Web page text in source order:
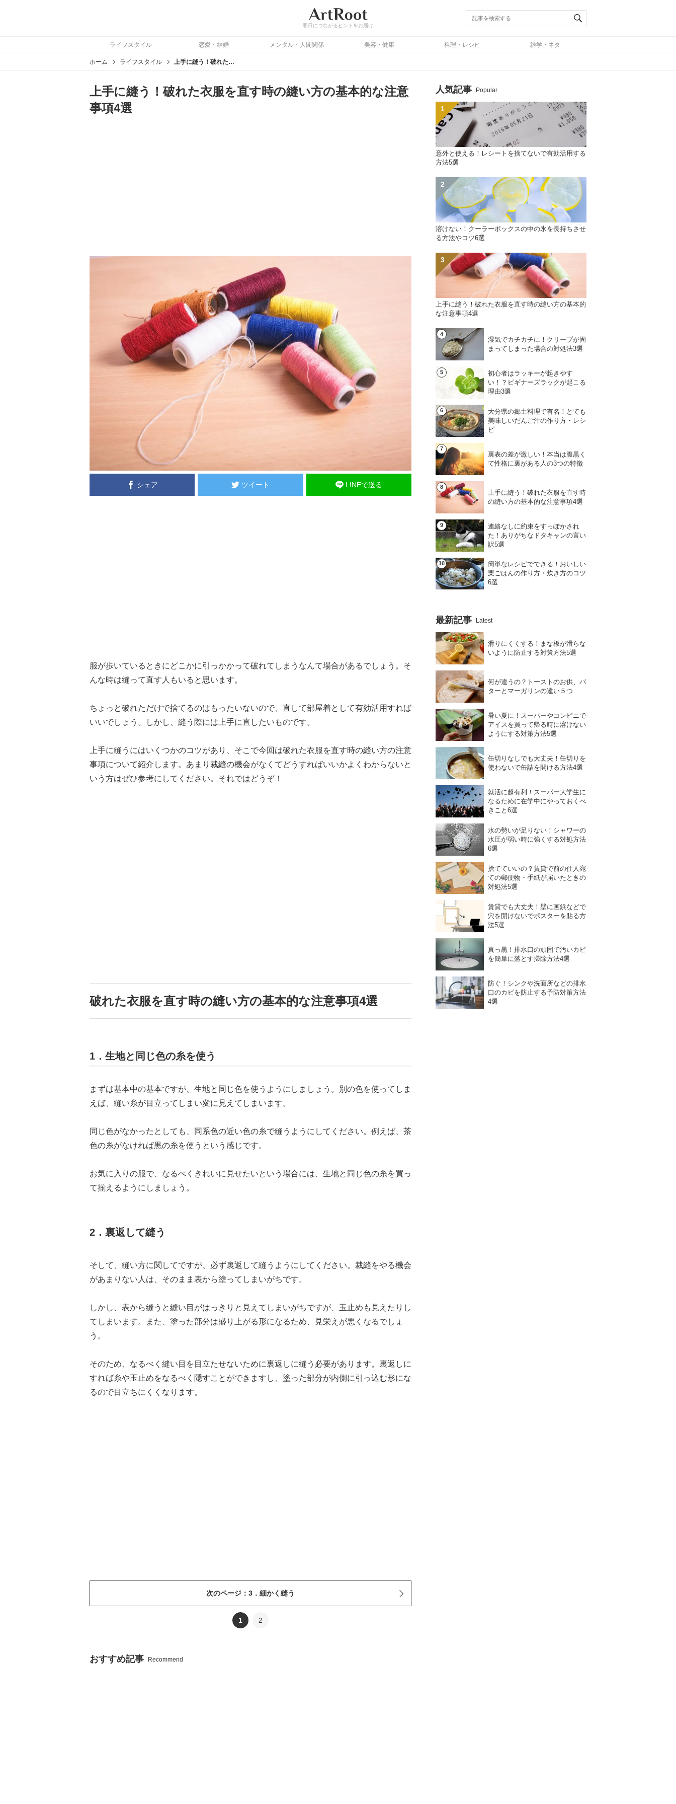
明日につながるヒントをお届け
ライフスタイル 恋愛・結婚 メンタル・人間関係 美容・健康 料理・レシピ 雑学・ネタ
ホーム ライフスタイル 上手に縫う！破れた衣服を直す時の縫い方の基本的な注意事項4選
上手に縫う！破れた衣服を直す時の縫い方の基本的な注意
事項4選
シェア ツイート LINEで送る
服が歩いているときにどこかに引っかかって破れてしまうなんて場合があるでしょう。そ
んな時は縫って直す人もいると思います。
ちょっと破れただけで捨てるのはもったいないので、直して部屋着として有効活用すれば
いいでしょう。しかし、縫う際には上手に直したいものです。
上手に縫うにはいくつかのコツがあり、そこで今回は破れた衣服を直す時の縫い方の注意
事項について紹介します。あまり裁縫の機会がなくてどうすればいいかよくわからないと
いう方はぜひ参考にしてください。それではどうぞ！
破れた衣服を直す時の縫い方の基本的な注意事項4選
1．生地と同じ色の糸を使う
まずは基本中の基本ですが、生地と同じ色を使うようにしましょう。別の色を使ってしま
えば、縫い糸が目立ってしまい変に見えてしまいます。
同じ色がなかったとしても、同系色の近い色の糸で縫うようにしてください。例えば、茶
色の糸がなければ黒の糸を使うという感じです。
お気に入りの服で、なるべくきれいに見せたいという場合には、生地と同じ色の糸を買っ
て揃えるようにしましょう。
2．裏返して縫う
そして、縫い方に関してですが、必ず裏返して縫うようにしてください。裁縫をやる機会
があまりない人は、そのまま表から塗ってしまいがちです。
しかし、表から縫うと縫い目がはっきりと見えてしまいがちですが、玉止めも見えたりし
てしまいます。また、塗った部分は盛り上がる形になるため、見栄えが悪くなるでしょ
う。
そのため、なるべく縫い目を目立たせないために裏返しに縫う必要があります。裏返しに
すれば糸や玉止めをなるべく隠すことができますし、塗った部分が内側に引っ込む形にな
るので目立ちにくくなります。
次のページ：3．細かく縫う
1 2
おすすめ記事 Recommend
人気記事 Popular
意外と使える！レシートを捨てないで有効活用する
方法5選
溶けない！クーラーボックスの中の氷を長持ちさせ
る方法やコツ6選
上手に縫う！破れた衣服を直す時の縫い方の基本的
な注意事項4選
湿気でカチカチに！クリープが固
まってしまった場合の対処法3選
初心者はラッキーが起きやす
い！？ビギナーズラックが起こる
理由3選
大分県の郷土料理で有名！とても
美味しいだんご汁の作り方・レシ
ピ
裏表の差が激しい！本当は腹黒く
て性格に裏がある人の3つの特徴
上手に縫う！破れた衣服を直す時
の縫い方の基本的な注意事項4選
連絡なしに約束をすっぽかされ
た！ありがちなドタキャンの言い
訳5選
簡単なレシピでできる！おいしい
栗ごはんの作り方・炊き方のコツ
6選
最新記事 Latest
滑りにくくする！まな板が滑らな
いように防止する対策方法5選
何が違うの？トーストのお供、バ
ターとマーガリンの違い５つ
暑い夏に！スーパーやコンビニで
アイスを買って帰る時に溶けない
ようにする対策方法5選
缶切りなしでも大丈夫！缶切りを
使わないで缶詰を開ける方法4選
就活に超有利！スーパー大学生に
なるために在学中にやっておくべ
きこと6選
水の勢いが足りない！シャワーの
水圧が弱い時に強くする対処方法
6選
捨てていいの？賃貸で前の住人宛
ての郵便物・手紙が届いたときの
対処法5選
賃貸でも大丈夫！壁に画鋲などで
穴を開けないでポスターを貼る方
法5選
真っ黒！排水口の頑固で汚いカビ
を簡単に落とす掃除方法4選
防ぐ！シンクや洗面所などの排水
口のカビを防止する予防対策方法
4選